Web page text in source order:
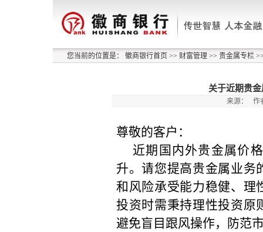
您当前的位置是： 徽商银行首页 >> 财富管理 >> 贵金属专栏
关于近期贵
来源： 作